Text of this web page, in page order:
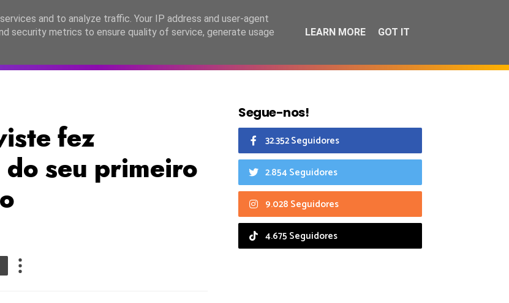
EASC2026 PORTUGAL LANÇAMENTOS ESPECIAIS CALENDÁRIO
fez
seu primeiro
Segue-nos!
32.352 Seguidores
2.854 Seguidores
9.028 Seguidores
4.675 Seguidores
and to analyze traffic. Your IP address and user-agent
security metrics to ensure quality of service, generate usage
LEARN MORE GOT IT